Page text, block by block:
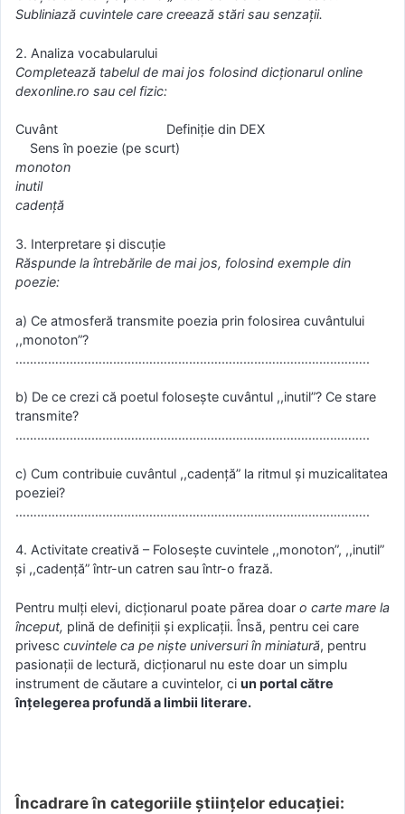
Subliniază cuvintele care creează stări sau senzații.
2. Analiza vocabularului
Completează tabelul de mai jos folosind dicționarul online
dexonline.ro sau cel fizic:
Cuvânt Definiție din DEX
Sens în poezie (pe scurt)
monoton
inutil
cadență
3. Interpretare și discuție
Răspunde la întrebările de mai jos, folosind exemple din
poezie:
a) Ce atmosferă transmite poezia prin folosirea cuvântului
,,monoton”?
……………………………………………………………………………………..
b) De ce crezi că poetul folosește cuvântul ,,inutil”? Ce stare
transmite?
……………………………………………………………………………………..
c) Cum contribuie cuvântul ,,cadență” la ritmul și muzicalitatea
poeziei?
……………………………………………………………………………………..
4. Activitate creativă – Folosește cuvintele ,,monoton”, ,,inutil”
și ,,cadență” într-un catren sau într-o frază.
Pentru mulți elevi, dicționarul poate părea doar o carte mare la
început, plină de definiții și explicații. Însă, pentru cei care
privesc cuvintele ca pe niște universuri în miniatură, pentru
pasionații de lectură, dicționarul nu este doar un simplu
instrument de căutare a cuvintelor, ci un portal către
înțelegerea profundă a limbii literare.
Încadrare în categoriile științelor educației: